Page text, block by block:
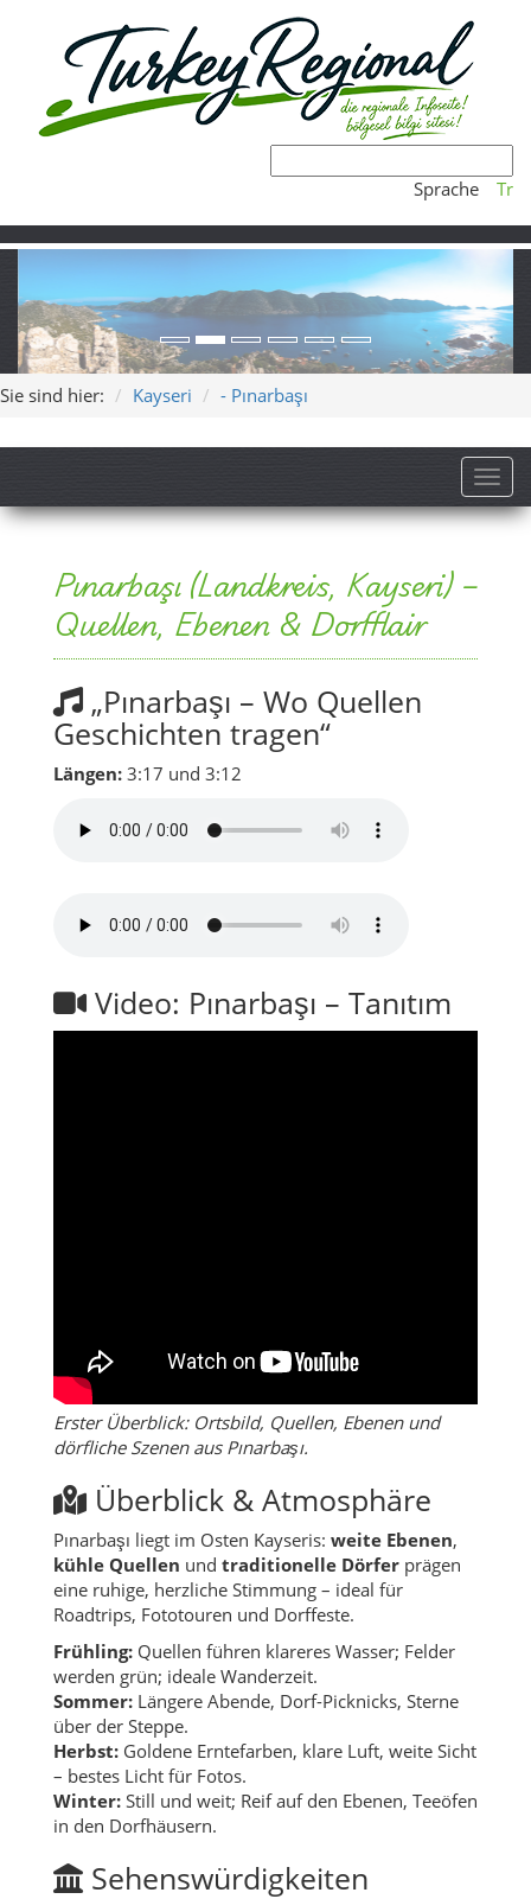
Sprache Tr
Sie sind hier: Kayseri - Pınarbaşı
Pınarbaşı (Landkreis, Kayseri) –
Quellen, Ebenen & Dorfflair
„Pınarbaşı – Wo Quellen
Geschichten tragen“
Längen: 3:17 und 3:12
Video: Pınarbaşı – Tanıtım
Erster Überblick: Ortsbild, Quellen, Ebenen und
dörfliche Szenen aus Pınarbaşı.
Überblick & Atmosphäre
Pınarbaşı liegt im Osten Kayseris: weite Ebenen,
kühle Quellen und traditionelle Dörfer prägen
eine ruhige, herzliche Stimmung – ideal für
Roadtrips, Fototouren und Dorffeste.
Frühling: Quellen führen klareres Wasser; Felder
werden grün; ideale Wanderzeit.
Sommer: Längere Abende, Dorf-Picknicks, Sterne
über der Steppe.
Herbst: Goldene Erntefarben, klare Luft, weite Sicht
– bestes Licht für Fotos.
Winter: Still und weit; Reif auf den Ebenen, Teeöfen
in den Dorfhäusern.
Sehenswürdigkeiten